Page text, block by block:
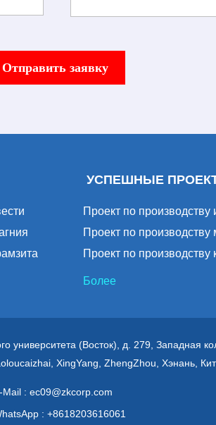
УСПЕШНЫЕ
Проект по производству
Проект по производству
Проект по производству
Более
(Восток), д. 279, Западная
XingYang, ZhengZhou, Хэнань,
Mail : ec09@zkcorp.com
: +8618203616061